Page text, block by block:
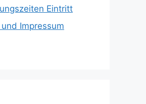
Eintritt
Impressum